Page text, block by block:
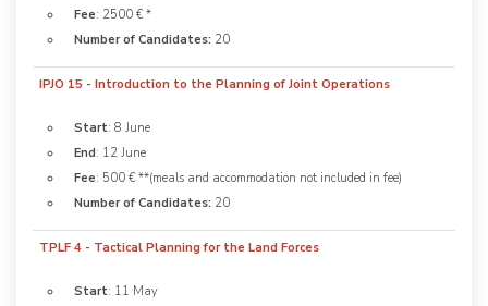
Fee: 2500 € *
Number of Candidates: 20
IPJO 15 - Introduction to the Planning of Joint Operations
Start: 8 June
End: 12 June
Fee: 500 € **(meals and accommodation not included in fee)
Number of Candidates: 20
TPLF 4 - Tactical Planning for the Land Forces
Start: 11 May